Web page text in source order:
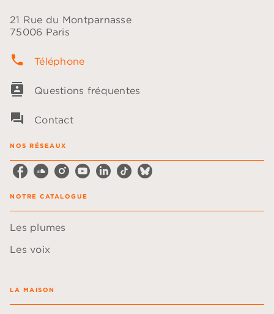
21 Rue du Montparnasse
75006 Paris
phone Téléphone
contacts Questions fréquentes
question_answer Contact
NOS RÉSEAUX
NOTRE CATALOGUE
Les plumes
Les voix
LA MAISON